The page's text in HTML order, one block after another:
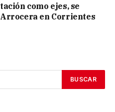
como ejes, se
en Corrientes